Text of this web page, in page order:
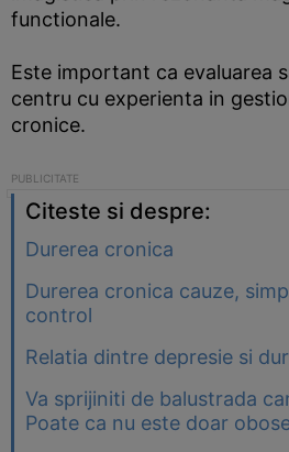
functionale.
Este important ca evaluarea
centru cu experienta in
cronice.
Citeste si despre:
Durerea cronica
Durerea cronica cauze,
control
Relatia dintre depresie si
Va sprijiniti de balustrada
Poate ca nu este doar